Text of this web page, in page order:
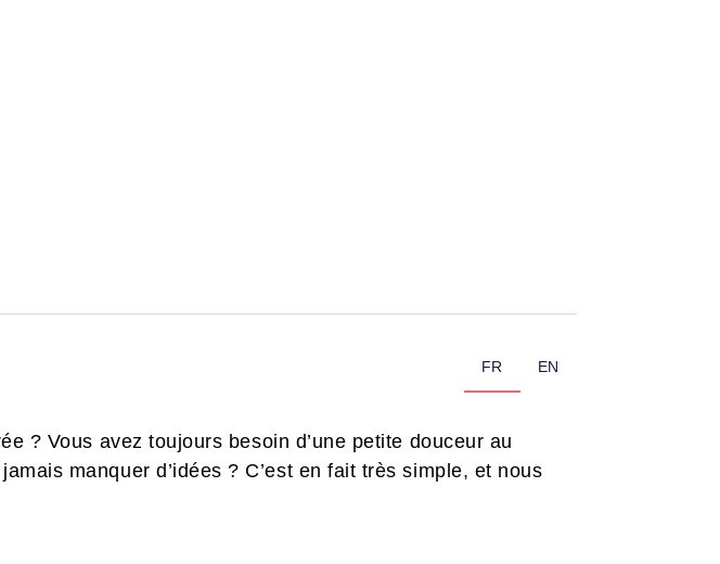
FR EN
? Vous avez toujours besoin d’une petite douceur au
manquer d’idées ? C’est en fait très simple, et nous